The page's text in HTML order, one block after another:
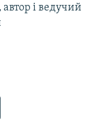
і ведучий